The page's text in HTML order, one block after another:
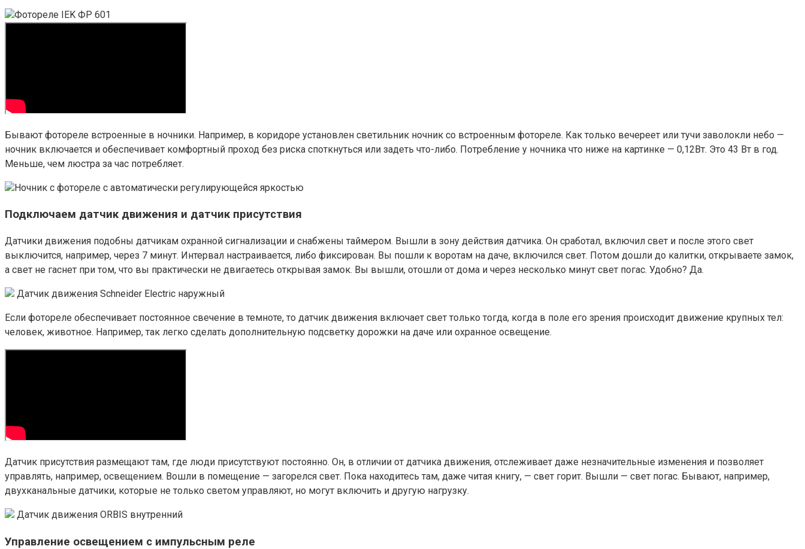
Фотореле IEK ФР 601
Бывают фотореле встроенные в ночники. Например, в коридоре установлен светильник ночник со встроенным фотореле. Как только вечереет или тучи заволокли небо —
ночник включается и обеспечивает комфортный проход без риска споткнуться или задеть что-либо. Потребление у ночника что ниже на картинке — 0,12Вт. Это 43 Вт в год.
Меньше, чем люстра за час потребляет.
Ночник с фотореле с автоматически регулирующейся яркостью
Подключаем датчик движения и датчик присутствия
Датчики движения подобны датчикам охранной сигнализации и снабжены таймером. Вышли в зону действия датчика. Он сработал, включил свет и после этого свет
выключится, например, через 7 минут. Интервал настраивается, либо фиксирован. Вы пошли к воротам на даче, включился свет. Потом дошли до калитки, открываете замок,
а свет не гаснет при том, что вы практически не двигаетесь открывая замок. Вы вышли, отошли от дома и через несколько минут свет погас. Удобно? Да.
Датчик движения Schneider Electric наружный
Если фотореле обеспечивает постоянное свечение в темноте, то датчик движения включает свет только тогда, когда в поле его зрения происходит движение крупных тел:
человек, животное. Например, так легко сделать дополнительную подсветку дорожки на даче или охранное освещение.
Датчик присутствия размещают там, где люди присутствуют постоянно. Он, в отличии от датчика движения, отслеживает даже незначительные изменения и позволяет
управлять, например, освещением. Вошли в помещение — загорелся свет. Пока находитесь там, даже читая книгу, — свет горит. Вышли — свет погас. Бывают, например,
двухканальные датчики, которые не только светом управляют, но могут включить и другую нагрузку.
Датчик движения ORBIS внутренний
Управление освещением с импульсным реле